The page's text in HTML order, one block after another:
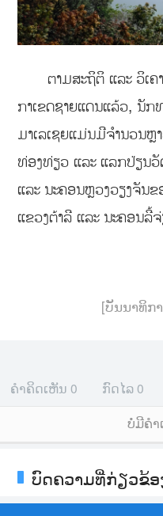
ຕາມສະຖິຕິ ແລະ ວິເ
ກາເຂດຊາຍແດນແລ້ວ, ນັ
ມາເລເຊຍແມ່ນມີຈຳນວນ
ທ່ອງທ່ຽວ ແລະ ແລກປ່ຽນວັ
ແລະ ນະຄອນຫຼວງວຽງຈັນ
ແຂວງຕ້າລີ ແລະ ນະຄອນລີ້
[ບັນນາທິກ
ຄຳຄິດເຫັນ 0 ກົດໄລ 0
ບໍ່ມີຄໍາ
ບົດຄວາມທີ່ກ່ຽວຂ້ອ